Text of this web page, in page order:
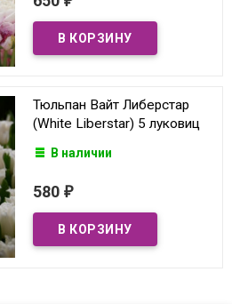
Тюльпан Вайт Либерстар
(White Liberstar) 5 луковиц
В наличии
580 ₽